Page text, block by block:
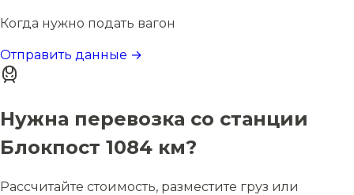
Когда нужно подать вагон
Отправить данные →
Нужна перевозка со станции
Блокпост 1084 км?
Рассчитайте стоимость, разместите груз или